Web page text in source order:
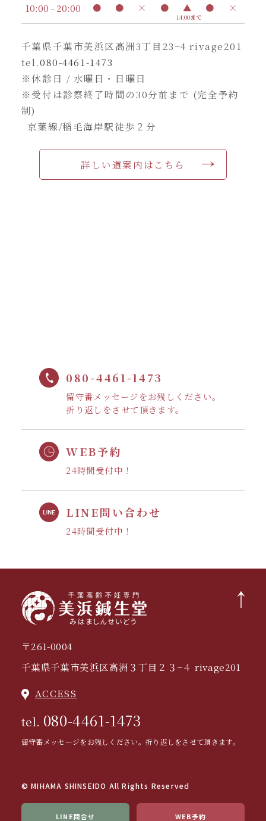
10:00 - 20:00 ● ● × ● ▲
14:00まで
● ×
千葉県千葉市美浜区高洲3丁目23−4 rivage201
tel.080-4461-1473
※休診日 / 水曜日・日曜日
※受付は診察終了時間の30分前まで (完全予約
制)
京葉線/稲毛海岸駅徒歩２分
詳しい道案内はこちら
080-4461-1473
留守番メッセージをお残しください。
折り返しをさせて頂きます。
WEB予約
24時間受付中！
LINE問い合わせ
24時間受付中！
〒261-0004
千葉県千葉市美浜区高洲３丁目２３−４ rivage201
ACCESS
tel. 080-4461-1473
留守番メッセージをお残しください。折り返しをさせて頂きます。
© MIHAMA SHINSEIDO All Rights Reserved
LINE問合せ WEB予約